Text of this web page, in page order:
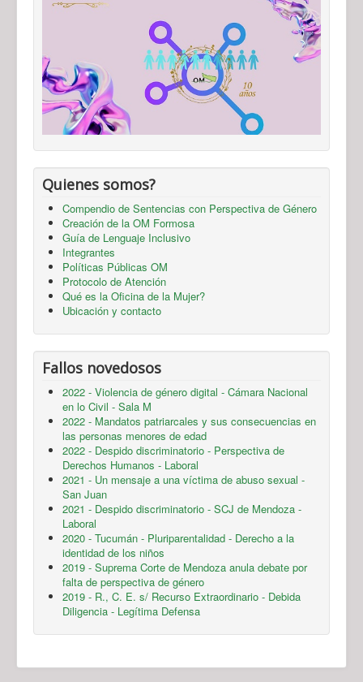
Quienes somos?
Compendio de Sentencias con Perspectiva de Género
Creación de la OM Formosa
Guía de Lenguaje Inclusivo
Integrantes
Políticas Públicas OM
Protocolo de Atención
Qué es la Oficina de la Mujer?
Ubicación y contacto
Fallos novedosos
2022 - Violencia de género digital - Cámara Nacional
en lo Civil - Sala M
2022 - Mandatos patriarcales y sus consecuencias en
las personas menores de edad
2022 - Despido discriminatorio - Perspectiva de
Derechos Humanos - Laboral
2021 - Un mensaje a una víctima de abuso sexual -
San Juan
2021 - Despido discriminatorio - SCJ de Mendoza -
Laboral
2020 - Tucumán - Pluriparentalidad - Derecho a la
identidad de los niños
2019 - Suprema Corte de Mendoza anula debate por
falta de perspectiva de género
2019 - R., C. E. s/ Recurso Extraordinario - Debida
Diligencia - Legítima Defensa